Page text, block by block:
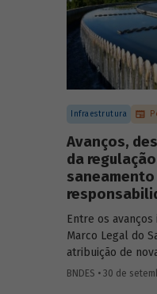
Infraestrutura
Avanços,
da
Entre os
Marco Legal do
atribuição de
Agência Nacional
BNDES • 30 de